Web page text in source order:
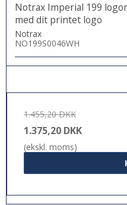
Notrax Imperial 199
med dit printet logo
Notrax
NO199S0046WH
1.455,20 DKK
1.375,20 DKK
(ekskl. moms)